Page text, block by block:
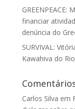
GREENPEACE:
financiar
denúncia do
SURVIVAL:
Kawahiva do
Carlos Silva em